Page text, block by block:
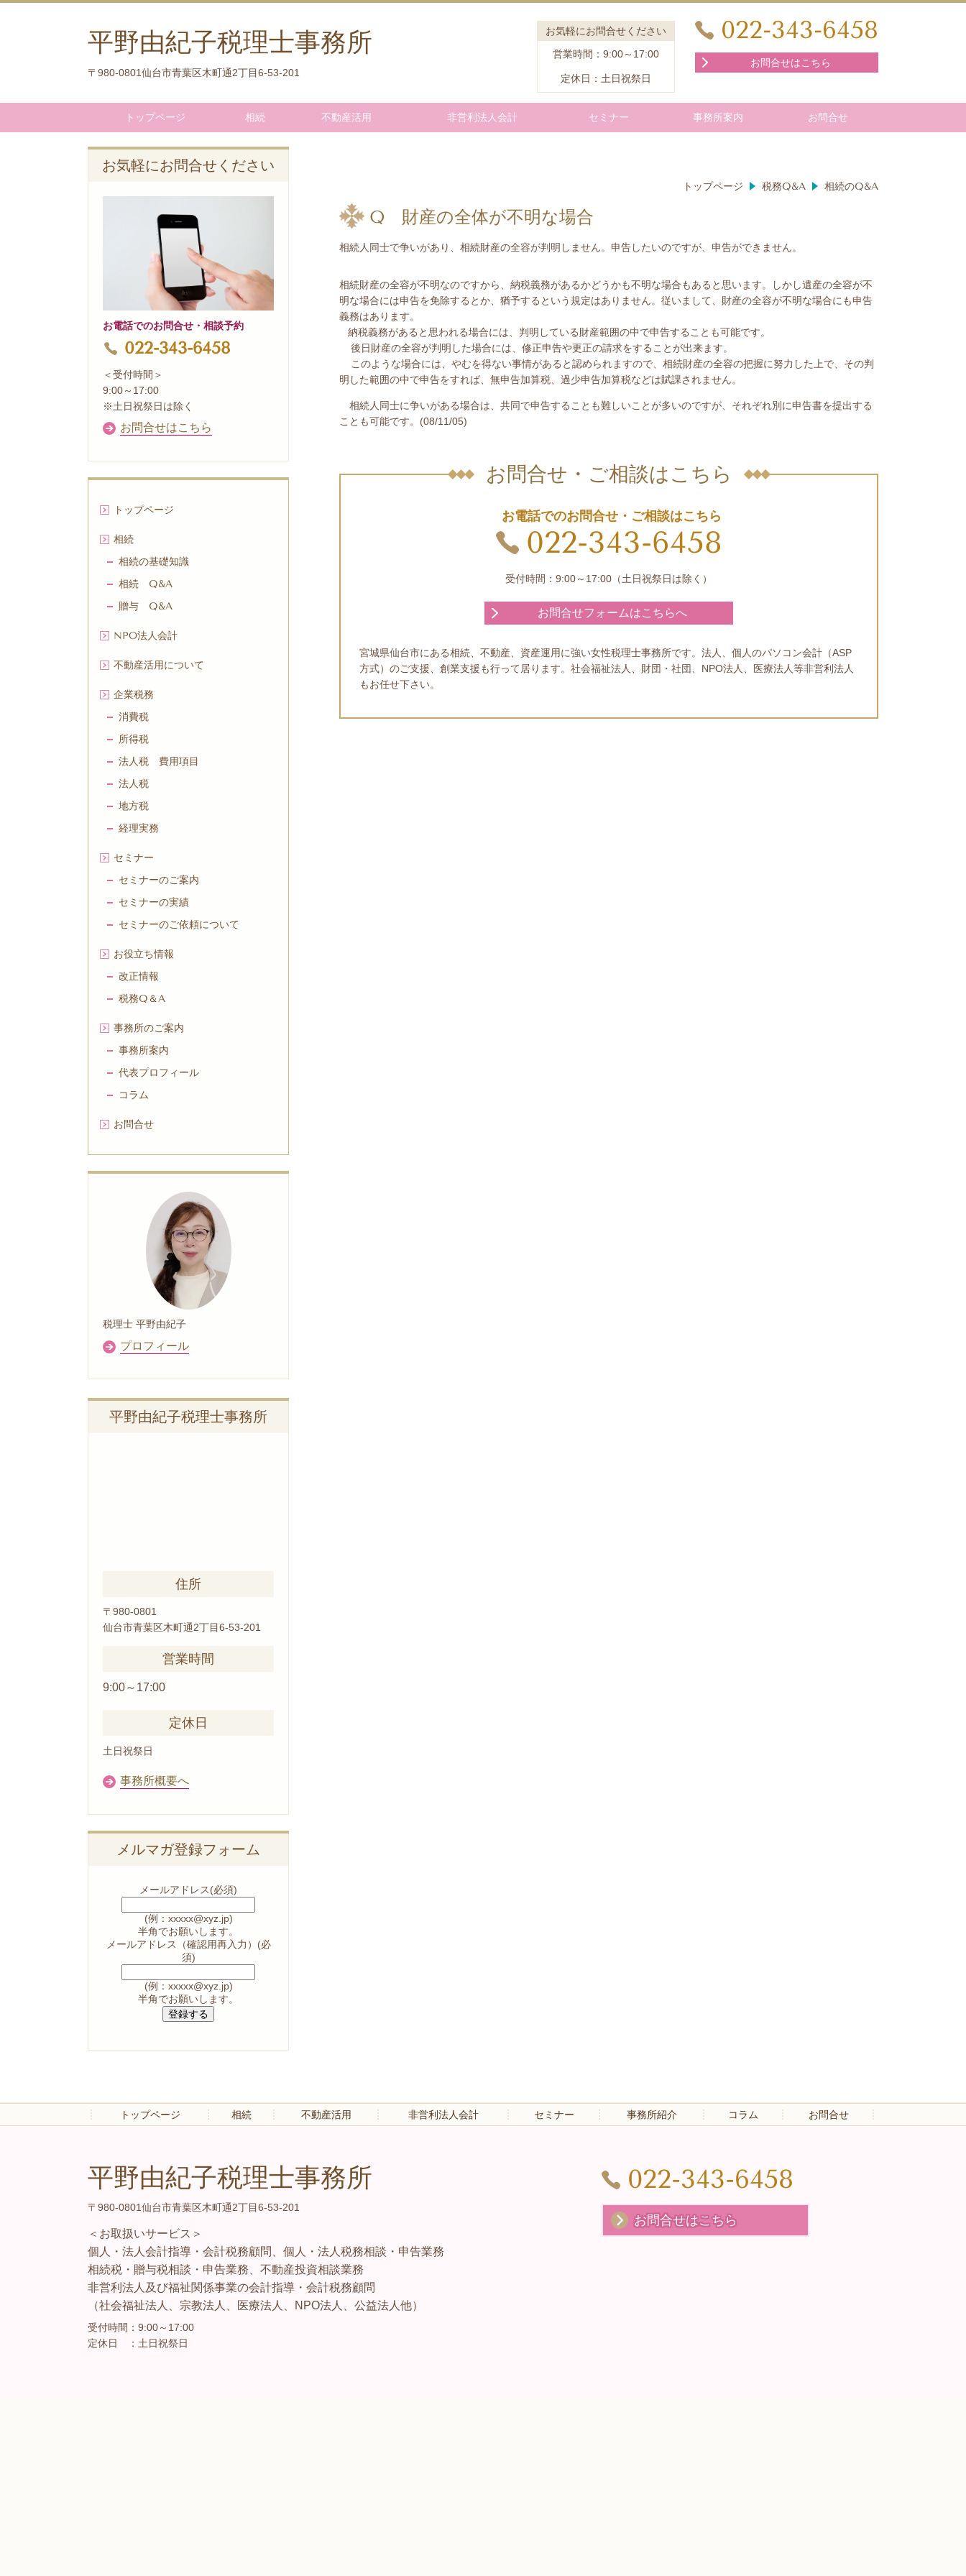
平野由紀子税理士事務所
〒980-0801仙台市青葉区木町通2丁目6-53-201
お気軽にお問合せください
営業時間：9:00～17:00
定休日：土日祝祭日
022-343-6458
お問合せはこちら
トップページ 相続 不動産活用 非営利法人会計 セミナー 事務所案内 お問合せ
トップページ 税務Q&A 相続のQ&A
Q 財産の全体が不明な場合
相続人同士で争いがあり、相続財産の全容が判明しません。申告したいのですが、申告ができません。
相続財産の全容が不明なのですから、納税義務があるかどうかも不明な場合もあると思います。しかし遺産の全容が不
明な場合には申告を免除するとか、猶予するという規定はありません。従いまして、財産の全容が不明な場合にも申告
義務はあります。
納税義務があると思われる場合には、判明している財産範囲の中で申告することも可能です。
後日財産の全容が判明した場合には、修正申告や更正の請求をすることが出来ます。
このような場合には、やむを得ない事情があると認められますので、相続財産の全容の把握に努力した上で、その判
明した範囲の中で申告をすれば、無申告加算税、過少申告加算税などは賦課されません。
相続人同士に争いがある場合は、共同で申告することも難しいことが多いのですが、それぞれ別に申告書を提出する
ことも可能です。(08/11/05)
お問合せ・ご相談はこちら
お電話でのお問合せ・ご相談はこちら
022-343-6458
受付時間：9:00～17:00（土日祝祭日は除く）
お問合せフォームはこちらへ
宮城県仙台市にある相続、不動産、資産運用に強い女性税理士事務所です。法人、個人のパソコン会計（ASP
方式）のご支援、創業支援も行って居ります。社会福祉法人、財団・社団、NPO法人、医療法人等非営利法人
もお任せ下さい。
お気軽にお問合せください
お電話でのお問合せ・相談予約
022-343-6458
＜受付時間＞
9:00～17:00
※土日祝祭日は除く
お問合せはこちら
トップページ
相続
相続の基礎知識
相続 Q&A
贈与 Q&A
NPO法人会計
不動産活用について
企業税務
消費税
所得税
法人税 費用項目
法人税
地方税
経理実務
セミナー
セミナーのご案内
セミナーの実績
セミナーのご依頼について
お役立ち情報
改正情報
税務Q＆A
事務所のご案内
事務所案内
代表プロフィール
コラム
お問合せ
税理士 平野由紀子
プロフィール
平野由紀子税理士事務所
住所
〒980-0801
仙台市青葉区木町通2丁目6-53-201
営業時間
9:00～17:00
定休日
土日祝祭日
事務所概要へ
メルマガ登録フォーム
メールアドレス(必須)
(例：xxxxx@xyz.jp)
半角でお願いします。
メールアドレス（確認用再入力） (必
須)
(例：xxxxx@xyz.jp)
半角でお願いします。
トップページ 相続 不動産活用 非営利法人会計 セミナー 事務所紹介 コラム お問合せ
平野由紀子税理士事務所
〒980-0801仙台市青葉区木町通2丁目6-53-201
＜お取扱いサービス＞
個人・法人会計指導・会計税務顧問、個人・法人税務相談・申告業務
相続税・贈与税相談・申告業務、不動産投資相談業務
非営利法人及び福祉関係事業の会計指導・会計税務顧問
（社会福祉法人、宗教法人、医療法人、NPO法人、公益法人他）
受付時間： 9:00～17:00
定休日 ： 土日祝祭日
022-343-6458
お問合せはこちら